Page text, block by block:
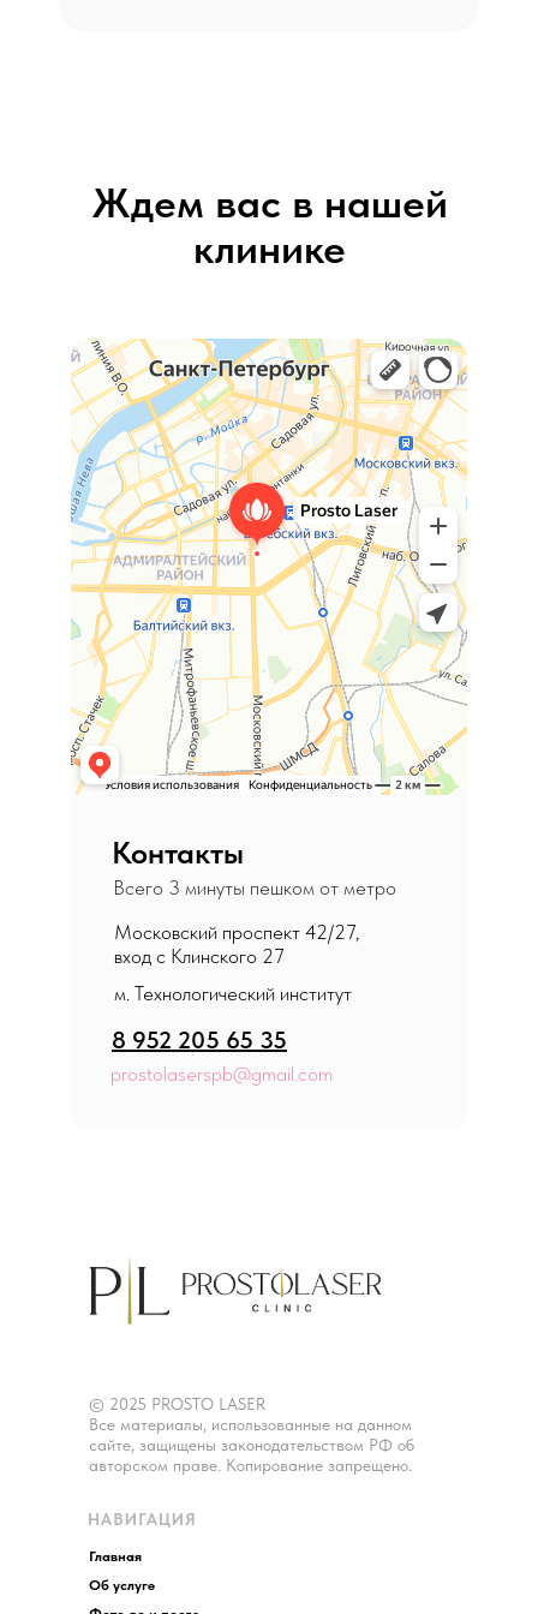
Ждем вас в нашей
клинике
Prosto Laser
Лазерная эпиляция в Санкт‑Петербурге
Салон красоты в Санкт‑Петербурге
Контакты
Всего 3 минуты пешком от метро
м. Технологический институт
Московский проспект 42/27,
вход с Клинского 27
8 952 205 65 35
prostolaserspb@gmail.com
НАВИГАЦИЯ
Главная
Об услуге
© 2025 PROSTO LASER
Все материалы, использованные на данном
сайте, защищены законодательством РФ об
авторском праве. Копирование запрещено.